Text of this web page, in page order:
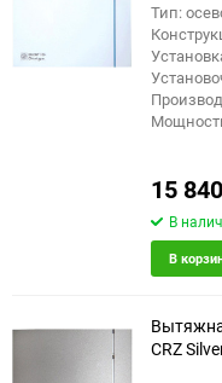
Тип:
15 840
В
В
CRZ